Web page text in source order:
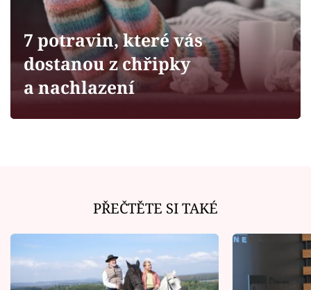
Sledujte prima+
Filmový festival Karlovy Vary
Sledujte nás
7 potravin, které vás
dostanou z chřipky
a nachlazení
PŘEČTĚTE SI TAKÉ